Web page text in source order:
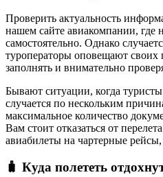
Проверить актуальность
нашем сайте авиакомпании, где
самостоятельно. Однако
туроператоры оповещают своих
заполнять и внимательно
Бывают ситуации, когда
случается по нескольким
максимальное количество
Вам стоит отказаться от
авиабилеты на чартерные
🧳 Куда полететь